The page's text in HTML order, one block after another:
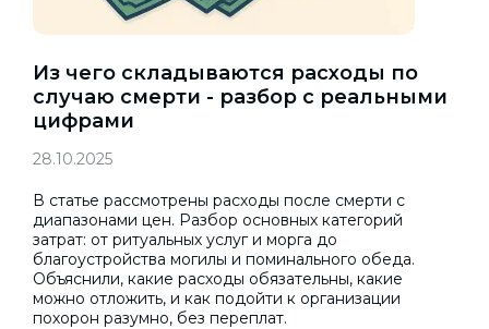
Из чего складываются расходы по
случаю смерти - разбор с реальными
цифрами
28.10.2025
В статье рассмотрены расходы после смерти с
диапазонами цен. Разбор основных категорий
затрат: от ритуальных услуг и морга до
благоустройства могилы и поминального обеда.
Объяснили, какие расходы обязательны, какие
можно отложить, и как подойти к организации
похорон разумно, без переплат.